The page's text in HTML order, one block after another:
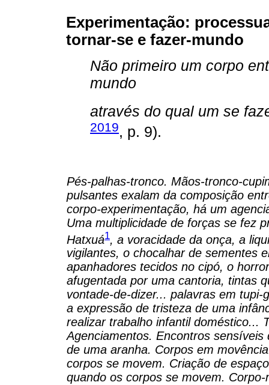
Experimentação:
tornar-se e fazer-mundo
Não primeiro um corpo
mundo
através do qual um se
2019, p. 9).
Pés-palhas-tronco. Mãos-tronco-
pulsantes exalam da composição
corpo-experimentação, há um
Uma multiplicidade de forças se fez
Hatxuá1 , a voracidade da onça, a
vigilantes, o chocalhar de sementes
apanhadores tecidos no cipó, o
afugentada por uma cantoria, tintas
vontade-de-dizer... palavras em
a expressão de tristeza de uma
realizar trabalho infantil doméstico...
Agenciamentos. Encontros
de uma aranha. Corpos em
corpos se movem. Criação de
quando os corpos se movem. Corpo-